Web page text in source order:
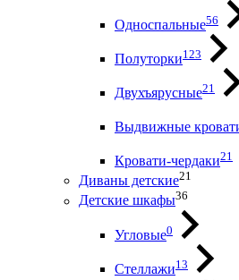
Односпальные56
Полуторки123
Двухъярусные21
Выдвижные
Кровати-чердаки21
Диваны детские21
Детские шкафы36
Угловые0
Стеллажи13